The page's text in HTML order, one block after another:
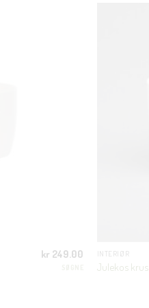
kr 249.00 INTERIØR
Julekos krus